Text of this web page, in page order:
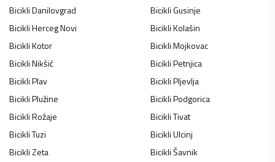
BicikliDanilovgrad BicikliGusinje
BicikliHerceg Novi BicikliKolašin
BicikliKotor BicikliMojkovac
BicikliNikšić BicikliPetnjica
BicikliPlav BicikliPljevlja
BicikliPlužine BicikliPodgorica
BicikliRožaje BicikliTivat
BicikliTuzi BicikliUlcinj
BicikliZeta BicikliŠavnik